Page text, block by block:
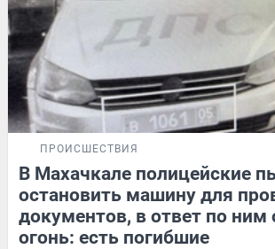
ПРОИСШЕСТВИЯ
В Махачкале полицейские
остановить машину для
документов, в ответ по ним
огонь: есть погибшие